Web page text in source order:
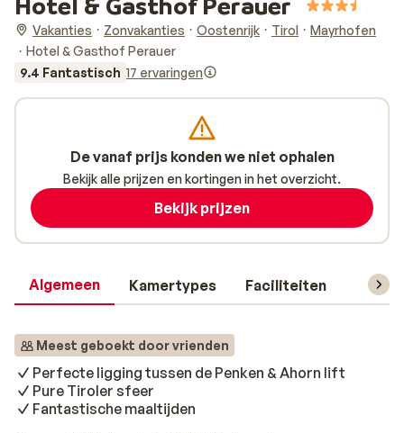
Vakanties Zonvakanties Oostenrijk Tirol
Mayrhofen
Hotel & Gasthof Perauer
9.4 Fantastisch 17 ervaringen
Algemeen Kamertypes Faciliteiten
Meest geboekt door vrienden
Perfecte ligging tussen de Penken & Ahorn lift
Pure Tiroler sfeer
Fantastische maaltijden
De vanaf prijs konden we niet ophalen
Bekijk alle prijzen en kortingen in het overzicht.
Bekijk prijzen